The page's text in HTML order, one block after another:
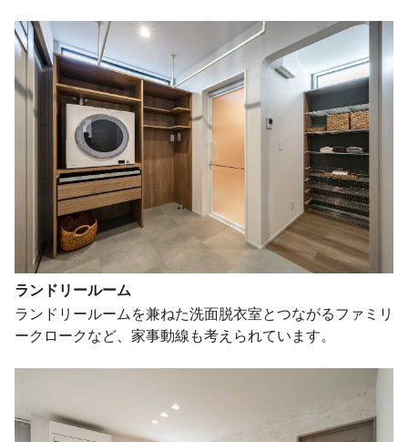
ランドリールーム
ランドリールームを兼ねた洗面脱衣室とつながるファミリ
ークロークなど、家事動線も考えられています。